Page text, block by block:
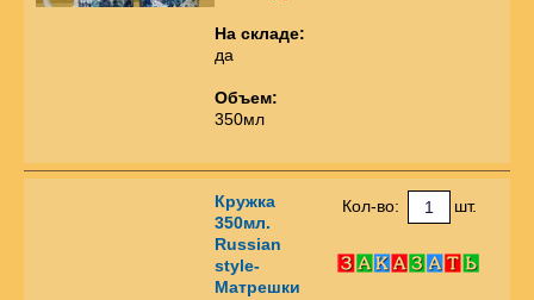
На складе:
да
Объем:
350мл
Кружка
350мл.
Russian
style-
Матрешки
Кол-во: шт.